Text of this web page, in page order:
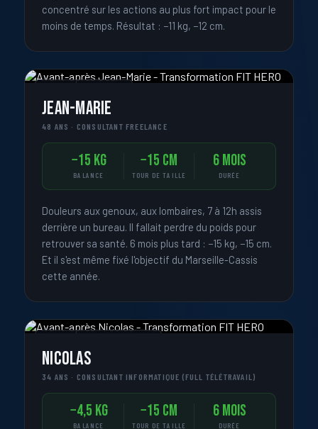
concentré sur les actions au plus fort impact pour le
moins de temps. Résultat : −11 kg, −12 cm.
Jean-Marie
48 ANS · CONSULTANT FREELANCE
−15 kg
BALANCE
−15 cm
TOUR DE TAILLE
6 mois
DURÉE
Douleurs aux genoux, aux lombaires, 7 à 12h assis
derrière un bureau. Il fallait perdre du poids pour
retrouver sa santé. 6 mois plus tard : −15 kg, −15 cm.
Et il s'est même fixé l'objectif du Marseille-Cassis
cette année.
Nicolas
34 ANS · CONSULTANT INFORMATIQUE (FULL TÉLÉTRAVAIL)
−4,5 kg
BALANCE
−15 cm
TOUR DE TAILLE
6 mois
DURÉE